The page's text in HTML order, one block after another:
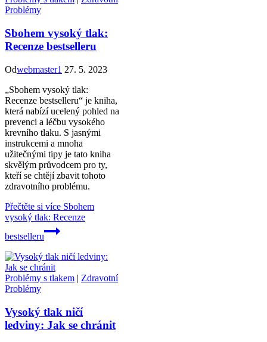
Problémy
Sbohem vysoký tlak:
Recenze bestselleru
Odwebmaster1 27. 5. 2023
„Sbohem vysoký tlak:
Recenze bestselleru“ je kniha,
která nabízí ucelený pohled na
prevenci a léčbu vysokého
krevního tlaku. S jasnými
instrukcemi a mnoha
užitečnými tipy je tato kniha
skvělým průvodcem pro ty,
kteří se chtějí zbavit tohoto
zdravotního problému.
Přečtěte si více Sbohem
vysoký tlak: Recenze
bestselleru
Problémy s tlakem | Zdravotní
Problémy
Vysoký tlak ničí
ledviny: Jak se chránit